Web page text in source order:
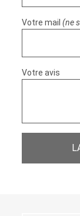
Votre mail(ne
Votre avis